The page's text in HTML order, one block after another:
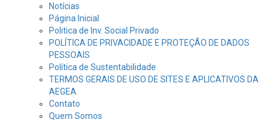
Notícias
Página Inicial
Politica de Inv. Social Privado
POLÍTICA DE PRIVACIDADE E PROTEÇÃO DE DADOS
PESSOAIS
Política de Sustentabilidade
TERMOS GERAIS DE USO DE SITES E APLICATIVOS DA
AEGEA
Contato
Quem Somos